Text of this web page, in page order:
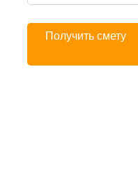
Получить смету